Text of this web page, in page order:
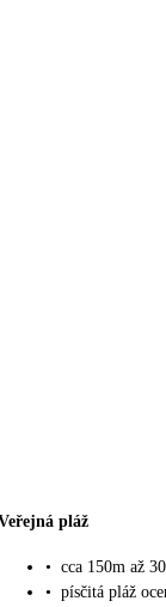
pláž
• cca 150m až
• písčitá pláž